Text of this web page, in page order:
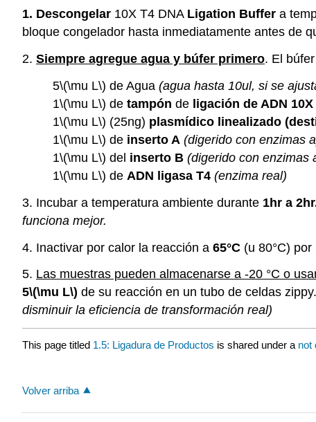
1. Descongelar 10X T4 DNA Ligation Buffer a
bloque congelador hasta inmediatamente antes de
2. Siempre agregue agua y búfer primero. El
5\(\mu L\) de Agua (agua hasta 10ul, si se
1\(\mu L\) de tampón de ligación de ADN 10X
1\(\mu L\) (25ng) plasmídico linealizado
1\(\mu L\) de inserto A (digerido con enzimas
1\(\mu L\) del inserto B (digerido con enzimas
1\(\mu L\) de ADN ligasa T4 (enzima real)
3. Incubar a temperatura ambiente durante 1hr a
funciona mejor.
4. Inactivar por calor la reacción a 65°C (u 80°C) por
5. Las muestras pueden almacenarse a -20 °C o
5\(\mu L\) de su reacción en un tubo de celdas
disminuir la eficiencia de transformación real)
This page titled 1.5: Ligadura de Productos is shared under a not
Volver arriba